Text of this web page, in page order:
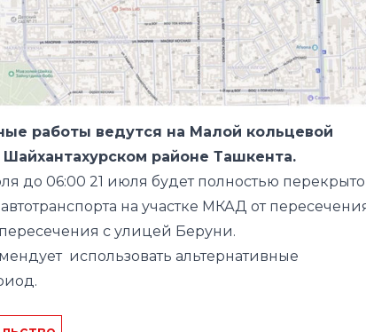
работы ведутся на Малой кольцевой
районе Ташкента.
до 06:00 21 июля будет полностью перекрыто
на участке МКАД от пересечения
с улицей Беруни.
использовать альтернативные